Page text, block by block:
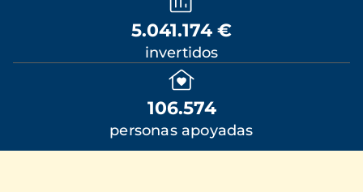
5.041.174 €
invertidos
106.574
personas apoyadas